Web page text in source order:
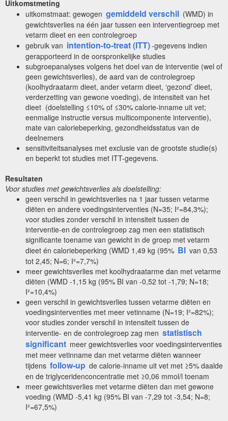
Uitkomstmeting
uitkomstmaat: gewogen gemiddeld verschil (WMD) in
gewichtsverlies na één jaar tussen een interventiegroep met
vetarm dieet en een controlegroep
gebruik van intention-to-treat (ITT)-gegevens indien
gerapporteerd in de oorspronkelijke studies
subgroepanalyses volgens het doel van de interventie (wel of
geen gewichtsverlies), de aard van de controlegroep
(koolhydraatarm dieet, ander vetarm dieet, ‘gezond’ dieet,
verderzetting van gewone voeding), de intensiteit van het
dieet (doelstelling ≤10% of ≤30% calorie-inname uit vet;
eenmalige instructie versus multicomponente interventie),
mate van caloriebeperking, gezondheidsstatus van de
deelnemers
sensitiviteitsanalyses met exclusie van de grootste studie(s)
en beperkt tot studies met ITT-gegevens.
Resultaten
Voor studies met gewichtsverlies als doelstelling:
geen verschil in gewichtsverlies na 1 jaar tussen vetarme
diëten en andere voedingsinterventies (N=35; I²=84,3%);
voor studies zonder verschil in intensiteit tussen de
interventie-en de controlegroep zag men een statistisch
significante toename van gewicht in de groep met vetarm
dieet én caloriebeperking (WMD 1,49 kg (95% BI van 0,53
tot 2,45; N=6; I²=7,7%)
meer gewichtsverlies met koolhydraatarme dan met vetarme
diëten (WMD -1,15 kg (95% BI van -0,52 tot -1,79; N=18;
I²=10,4%)
geen verschil in gewichtsverlies tussen vetarme diëten en
voedingsinterventies met meer vetinname (N=19; I²=82%);
voor studies zonder verschil in intensiteit tussen de
interventie- en de controlegroep zag men statistisch
significant meer gewichtsverlies voor voedingsinterventies
met meer vetinname dan met vetarme diëten wanneer
tijdens follow-up de calorie-inname uit vet met ≥5% daalde
en de triglyceridenconcentratie met ≥0,06 mmol/l toenam
meer gewichtsverlies met vetarme diëten dan met gewone
voeding (WMD -5,41 kg (95% BI van -7,29 tot -3,54; N=8;
I²=67,5%)